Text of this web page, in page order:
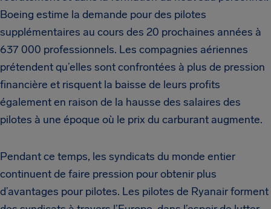
Boeing estime la demande pour des pilotes
supplémentaires au cours des 20 prochaines années à
637 000 professionnels. Les compagnies aériennes
prétendent qu’elles sont confrontées à plus de pression
financière et risquent la baisse de leurs profits
également en raison de la hausse des salaires des
pilotes à une époque où le prix du carburant augmente.
Pendant ce temps, les syndicats du monde entier
continuent de faire pression pour obtenir plus
d’avantages pour pilotes. Les pilotes de Ryanair forment